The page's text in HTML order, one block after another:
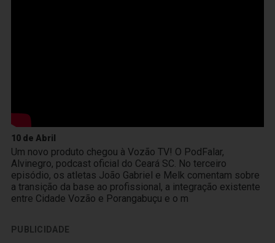
10 de Abril
Um novo produto chegou à Vozão TV! O PodFalar,
Alvinegro, podcast oficial do Ceará SC. No terceiro
episódio, os atletas João Gabriel e Melk comentam sobre
a transição da base ao profissional, a integração existente
entre Cidade Vozão e Porangabuçu e o m
PUBLICIDADE